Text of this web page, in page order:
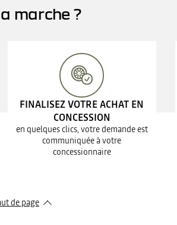
marche ?
FINALISEZ VOTRE ACHAT EN
CONCESSION
en quelques clics, votre demande est
communiquée à votre
concessionnaire
de page​